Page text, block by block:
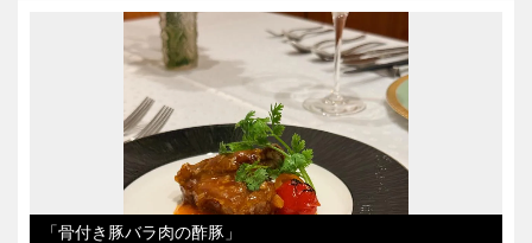
「骨付き豚バラ肉の酢豚」